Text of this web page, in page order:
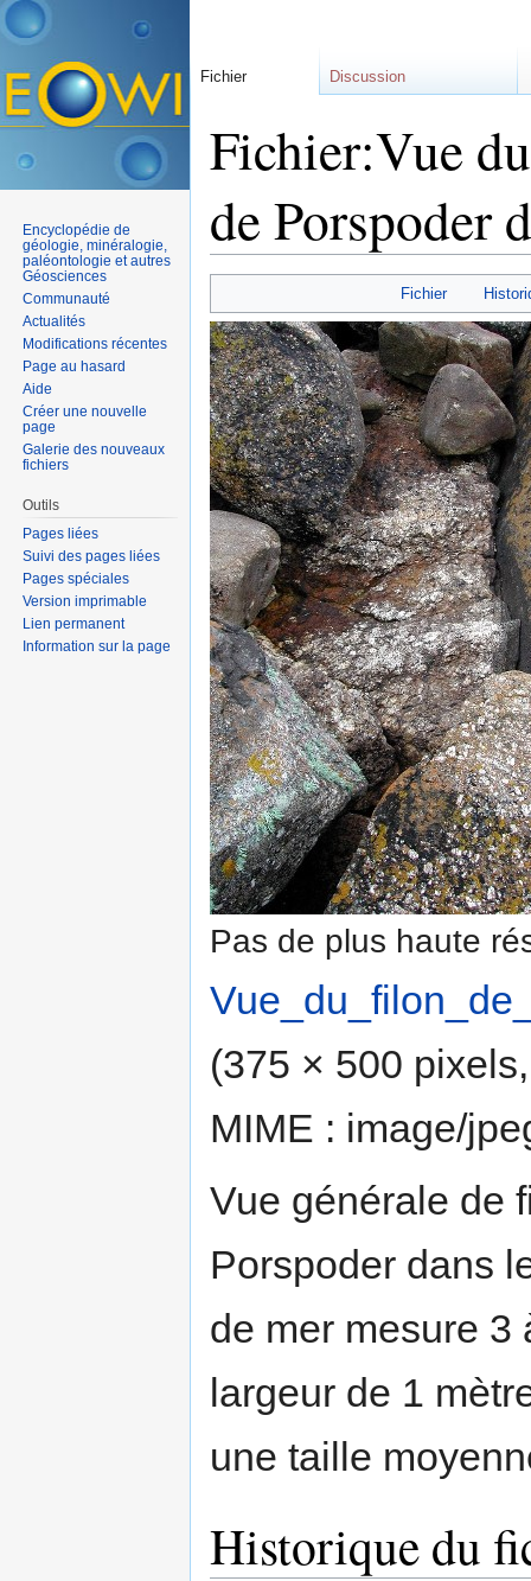
Fichier:Vue
de Porspoder
Fichier
Pas de plus haute
(375 × 500
MIME : image/
Vue générale de
Porspoder dans
de mer mesure 3
largeur de 1
une taille
Historique du
Fichier Discussion
Encyclopédie de
géologie, minéralogie,
paléontologie et autres
Géosciences
Communauté
Actualités
Modifications récentes
Page au hasard
Aide
Créer une nouvelle
page
Galerie des nouveaux
fichiers
Outils
Pages liées
Suivi des pages liées
Pages spéciales
Version imprimable
Lien permanent
Information sur la page